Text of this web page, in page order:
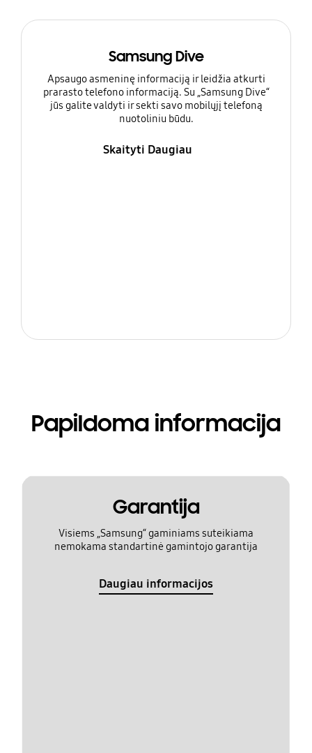
Samsung Dive
Apsaugo asmeninę informaciją ir leidžia atkurti
prarasto telefono informaciją. Su „Samsung Dive“
jūs galite valdyti ir sekti savo mobilųjį telefoną
nuotoliniu būdu.
Skaityti Daugiau
Papildoma informacija
Garantija
Visiems „Samsung“ gaminiams suteikiama
nemokama standartinė gamintojo garantija
Daugiau informacijos